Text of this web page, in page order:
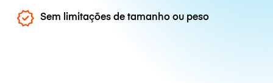
Sem limitações de tamanho ou peso